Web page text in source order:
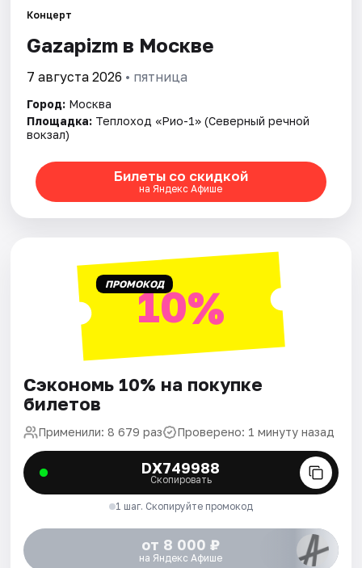
Города
Площадки
Артисты
Концерт
Gazapizm в Москве
7 августа 2026 • пятница
Город: Москва
Площадка: Теплоход «Рио-1» (Северный речной
вокзал)
Билеты со скидкой
на Яндекс Афише
ПРОМОКОД10%
Сэкономь 10% на покупке
билетов
Применили: 8 679 раз Проверено: 1 минуту назад
DX749988
Скопировать
1 шаг. Скопируйте промокод
от 8 000 ₽
на Яндекс Афише